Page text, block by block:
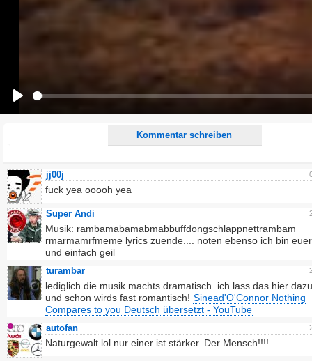
Kommentar schreiben
URLs werden automatisch umgewandelt. Bitte verwende "www." oder "http://" in URLs
Ich möchte eine E-Mail, wenn auf dieser Seite weitere Kommentare erscheinen.
jj00j
fuck yea ooooh yea
Super Andi
Musik: rambamabamabmabbuffdongschlappnettrambam
rmarmamrfmeme lyrics zuende.... noten ebenso ich bin
und einfach geil
turambar
lediglich die musik machts dramatisch. ich lass das hier
und schon wirds fast romantisch! Sinead'O'Connor Nothing
Compares to you Deutsch übersetzt - YouTube
autofan
Naturgewalt lol nur einer ist stärker. Der Mensch!!!!